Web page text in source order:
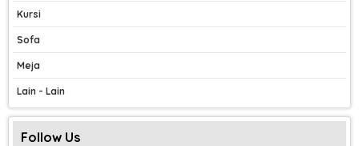
Kursi
Sofa
Meja
Lain - Lain
Follow Us